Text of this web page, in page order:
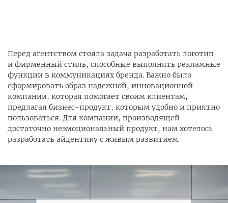
Перед агентством стояла задача разработать логотип
и фирменный стиль, способные выполнять рекламные
функции в коммуникациях бренда. Важно было
сформировать образ надежной, инновационной
компании, которая помогает своим клиентам,
предлагая бизнес-продукт, которым удобно и приятно
пользоваться. Для компании, производящей
достаточно неэмоциональный продукт, нам хотелось
разработать айдентику с живым развитием.